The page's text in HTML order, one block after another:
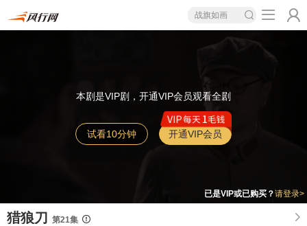
战旗如画
本剧是VIP剧，开通VIP会员观看全剧
试看10分钟 开通VIP会员
已是VIP或已购买？请登录>
猎狼刀
第21集